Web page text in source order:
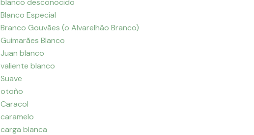
blanco desconocido
Blanco Especial
Branco Gouvães (o Alvarelhão Branco)
Guimarães Blanco
Juan blanco
valiente blanco
Suave
otoño
Caracol
caramelo
carga blanca